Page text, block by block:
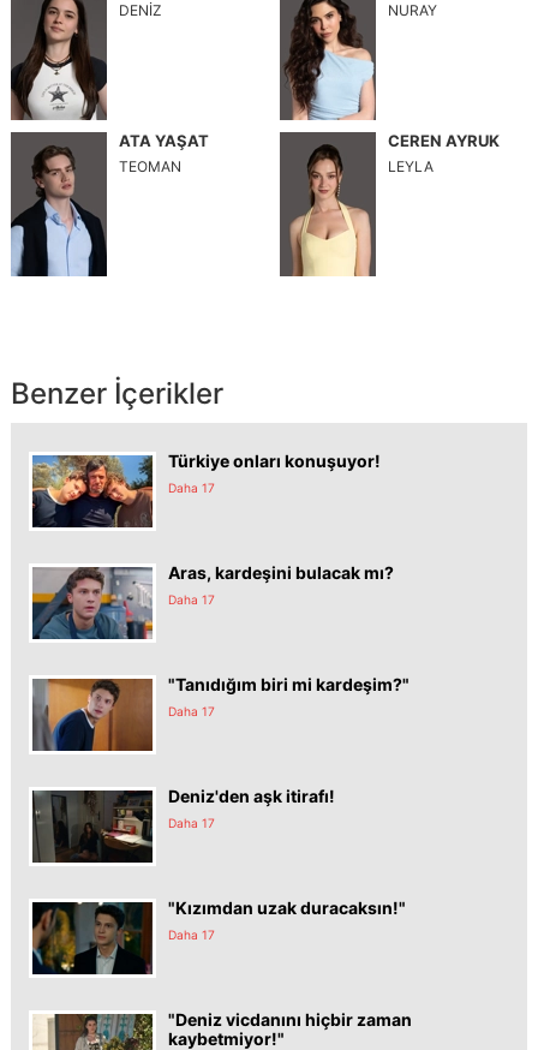
DENİZ NURAY
ATA YAŞAT
TEOMAN
CEREN AYRUK
LEYLA
Benzer İçerikler
Türkiye onları konuşuyor!
Daha 17
Aras, kardeşini bulacak mı?
Daha 17
"Tanıdığım biri mi kardeşim?"
Daha 17
Deniz'den aşk itirafı!
Daha 17
"Kızımdan uzak duracaksın!"
Daha 17
"Deniz vicdanını hiçbir zaman
kaybetmiyor!"